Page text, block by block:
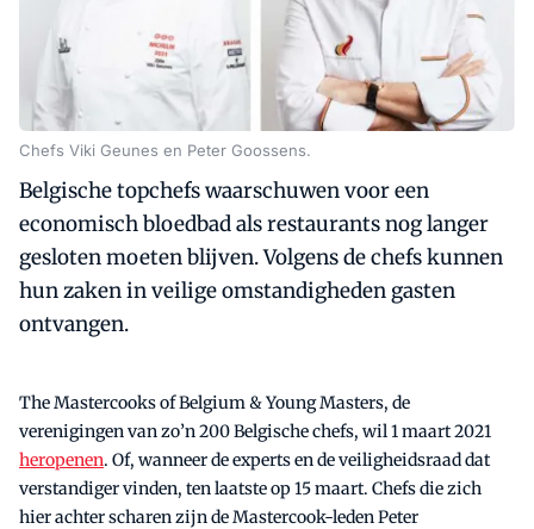
Chefs Viki Geunes en Peter Goossens.
Belgische topchefs waarschuwen voor een
economisch bloedbad als restaurants nog langer
gesloten moeten blijven. Volgens de chefs kunnen
hun zaken in veilige omstandigheden gasten
ontvangen.
The Mastercooks of Belgium & Young Masters, de
verenigingen van zo’n 200 Belgische chefs, wil 1 maart 2021
heropenen. Of, wanneer de experts en de veiligheidsraad dat
verstandiger vinden, ten laatste op 15 maart. Chefs die zich
hier achter scharen zijn de Mastercook-leden Peter